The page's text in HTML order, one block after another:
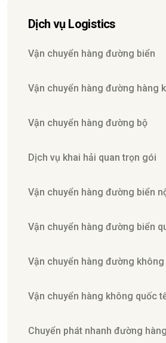
Dịch vụ Logistics
Vận chuyển hàng đường biển
Vận chuyển hàng đường hàng
Vận chuyển hàng đường bộ
Dịch vụ khai hải quan trọn gói
Vận chuyển hàng đường biển
Vận chuyển hàng đường biển
Vận chuyển hàng đường
Vận chuyển hàng không quốc
Chuyển phát nhanh đường